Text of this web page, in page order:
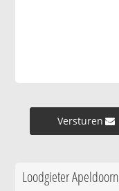
Versturen »
Loodgieter Apeldoorn